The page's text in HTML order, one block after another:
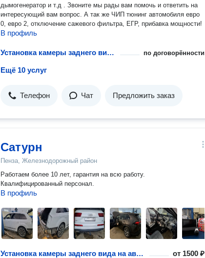
дымогенератор и т.д . Звоните мы рады вам помочь и ответить на
интересующий вам вопрос. А так же ЧИП тюнинг автомобиля евро
0, евро 2, отключение сажевого фильтра, ЕГР, прибавка мощности!
В профиль
Установка камеры заднего вида на автомобиль по договорённости
Ещё 10 услуг
Телефон Чат Предложить заказ
Сатурн
Пенза, Железнодорожный район
Работаем более 10 лет, гарантия на всю работу.
Квалифицированный персонал.
В профиль
Установка камеры заднего вида на автомобиль от 1500 ₽